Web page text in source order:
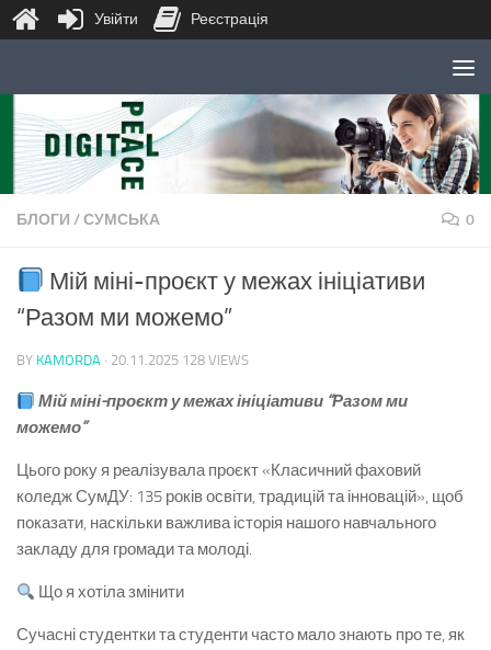
Skip to content
БЛОГИ /СУМСЬКА 0
Мій міні-проєкт у межах ініціативи
“Разом ми можемо”
BY KAMORDA · 20.11.2025 128 VIEWS
Мій міні-проєкт у межах ініціативи “Разом ми
можемо”
Цього року я реалізувала проєкт «Класичний фаховий
коледж СумДУ: 135 років освіти, традицій та інновацій», щоб
показати, наскільки важлива історія нашого навчального
закладу для громади та молоді.
Що я хотіла змінити
Сучасні студентки та студенти часто мало знають про те, як
Увійти Реєстрація